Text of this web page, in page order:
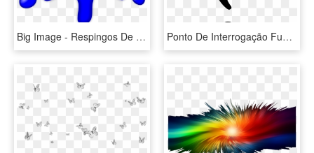
Big Image - Respingos De Tinta Sem Fundo, HD Png Download Ponto De Interrogação Fundo Transparente, HD Png Download